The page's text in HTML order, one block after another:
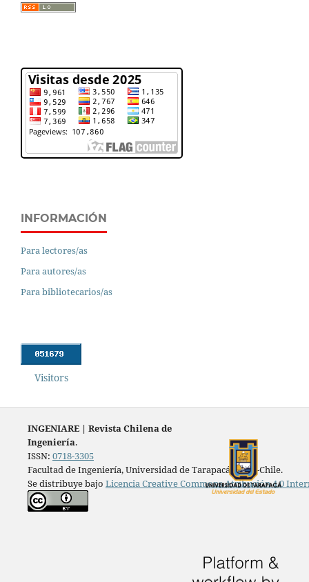
INFORMACIÓN
Para lectores/as
Para autores/as
Para bibliotecarios/as
Visitors
INGENIARE | Revista Chilena de
Ingeniería.
ISSN: 0718-3305
Facultad de Ingeniería, Universidad de Tarapacá, Arica-Chile.
Se distribuye bajo Licencia Creative Commons Atribución 4.0